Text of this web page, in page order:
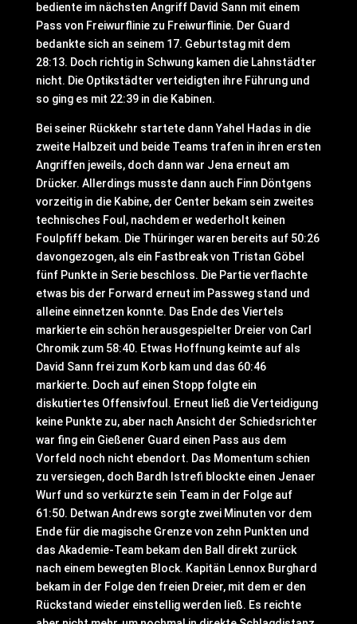
bediente im nächsten Angriff David Sann mit einem
Pass von Freiwurflinie zu Freiwurflinie. Der Guard
bedankte sich an seinem 17. Geburtstag mit dem
28:13. Doch richtig in Schwung kamen die Lahnstädter
nicht. Die Optikstädter verteidigten ihre Führung und
so ging es mit 22:39 in die Kabinen.
Bei seiner Rückkehr startete dann Yahel Hadas in die
zweite Halbzeit und beide Teams trafen in ihren ersten
Angriffen jeweils, doch dann war Jena erneut am
Drücker. Allerdings musste dann auch Finn Döntgens
vorzeitig in die Kabine, der Center bekam sein zweites
technisches Foul, nachdem er wederholt keinen
Foulpfiff bekam. Die Thüringer waren bereits auf 50:26
davongezogen, als ein Fastbreak von Tristan Göbel
fünf Punkte in Serie beschloss. Die Partie verflachte
etwas bis der Forward erneut im Passweg stand und
alleine einnetzen konnte. Das Ende des Viertels
markierte ein schön herausgespielter Dreier von Carl
Chromik zum 58:40. Etwas Hoffnung keimte auf als
David Sann frei zum Korb kam und das 60:46
markierte. Doch auf einen Stopp folgte ein
diskutiertes Offensivfoul. Erneut ließ die Verteidigung
keine Punkte zu, aber nach Ansicht der Schiedsrichter
war fing ein Gießener Guard einen Pass aus dem
Vorfeld noch nicht ebendort. Das Momentum schien
zu versiegen, doch Bardh Istrefi blockte einen Jenaer
Wurf und so verkürzte sein Team in der Folge auf
61:50. Detwan Andrews sorgte zwei Minuten vor dem
Ende für die magische Grenze von zehn Punkten und
das Akademie-Team bekam den Ball direkt zurück
nach einem bewegten Block. Kapitän Lennox Burghard
bekam in der Folge den freien Dreier, mit dem er den
Rückstand wieder einstellig werden ließ. Es reichte